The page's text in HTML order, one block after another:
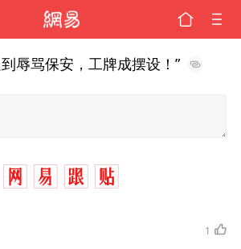
辱骂保安，工牌成摆设！”
1